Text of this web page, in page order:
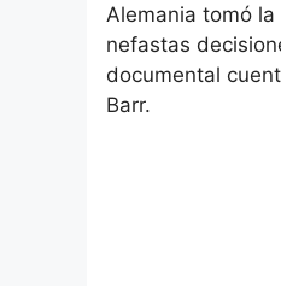
Alemania tomó
nefastas
documental
Barr.